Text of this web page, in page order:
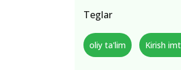
Teglar
oliy ta'lim Kirish